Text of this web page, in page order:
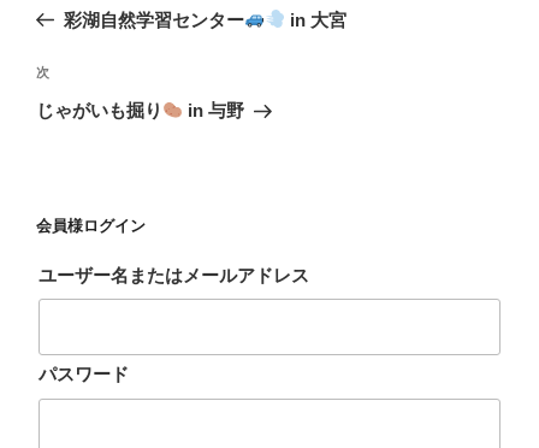
ビ
ゲ
ン
去
投
稿
彩湖自然学習センター in 大宮
次
の
次
じゃがいも掘り in 与野
会員様ログイン
ユーザー名またはメールアドレス
パスワード